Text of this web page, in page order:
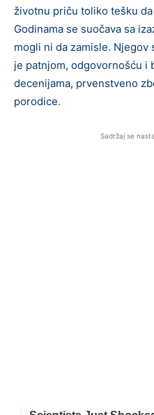
životnu priču toliko tešku
Godinama se suočava sa
mogli ni da zamisle.
je patnjom, odgovornošću i
decenijama, prvenstveno
porodice.
Sadržaj se